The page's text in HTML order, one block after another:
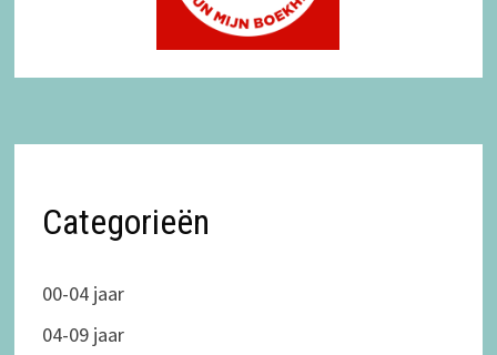
Categorieën
00-04 jaar
04-09 jaar